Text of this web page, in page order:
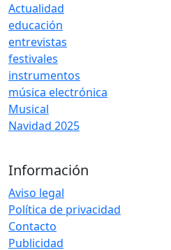
Actualidad
educación
entrevistas
festivales
instrumentos
música electrónica
Musical
Navidad 2025
Información
Aviso legal
Política de privacidad
Contacto
Publicidad